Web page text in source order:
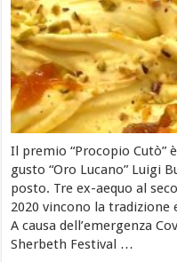
Il premio “Procopio Cutò”
gusto “Oro Lucano” Luigi
posto. Tre ex-aequo al
2020 vincono la
A causa dell’emergenza
Sherbeth Festival …